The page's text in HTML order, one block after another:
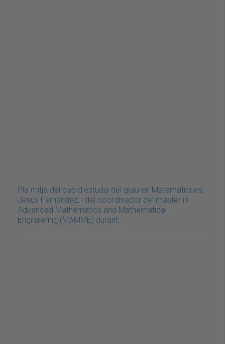
Pla mitjà del cap d’estudis del grau en Matemàtiques,
Jesús Fernández, i del coordinador del màster in
Advanced Mathematics and Mathematical
Engineering (MAMME) durant…